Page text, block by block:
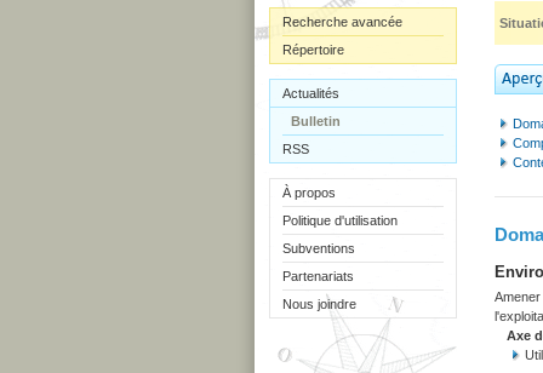
Recherche avancée
Répertoire
Actualités
Bulletin
RSS
À propos
Politique d'utilisation
Subventions
Partenariats
Nous joindre
Axe